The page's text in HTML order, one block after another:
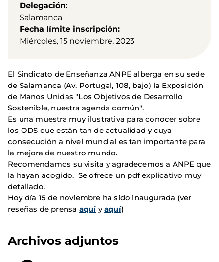
Delegación
Salamanca
Fecha límite inscripción
Miércoles, 15 noviembre, 2023
El Sindicato de Enseñanza ANPE alberga en su sede
de Salamanca (Av. Portugal, 108, bajo) la Exposición
de Manos Unidas "Los Objetivos de Desarrollo
Sostenible, nuestra agenda común".
Es una muestra muy ilustrativa para conocer sobre
los ODS que están tan de actualidad y cuya
consecución a nivel mundial es tan importante para
la mejora de nuestro mundo.
Recomendamos su visita y agradecemos a ANPE que
la hayan acogido. Se ofrece un pdf explicativo muy
detallado.
Hoy día 15 de noviembre ha sido inaugurada (ver
reseñas de prensa aquí yaquí)
Archivos adjuntos